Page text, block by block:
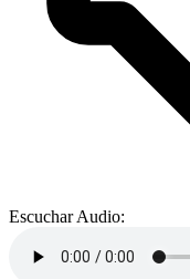
Escuchar Audio: